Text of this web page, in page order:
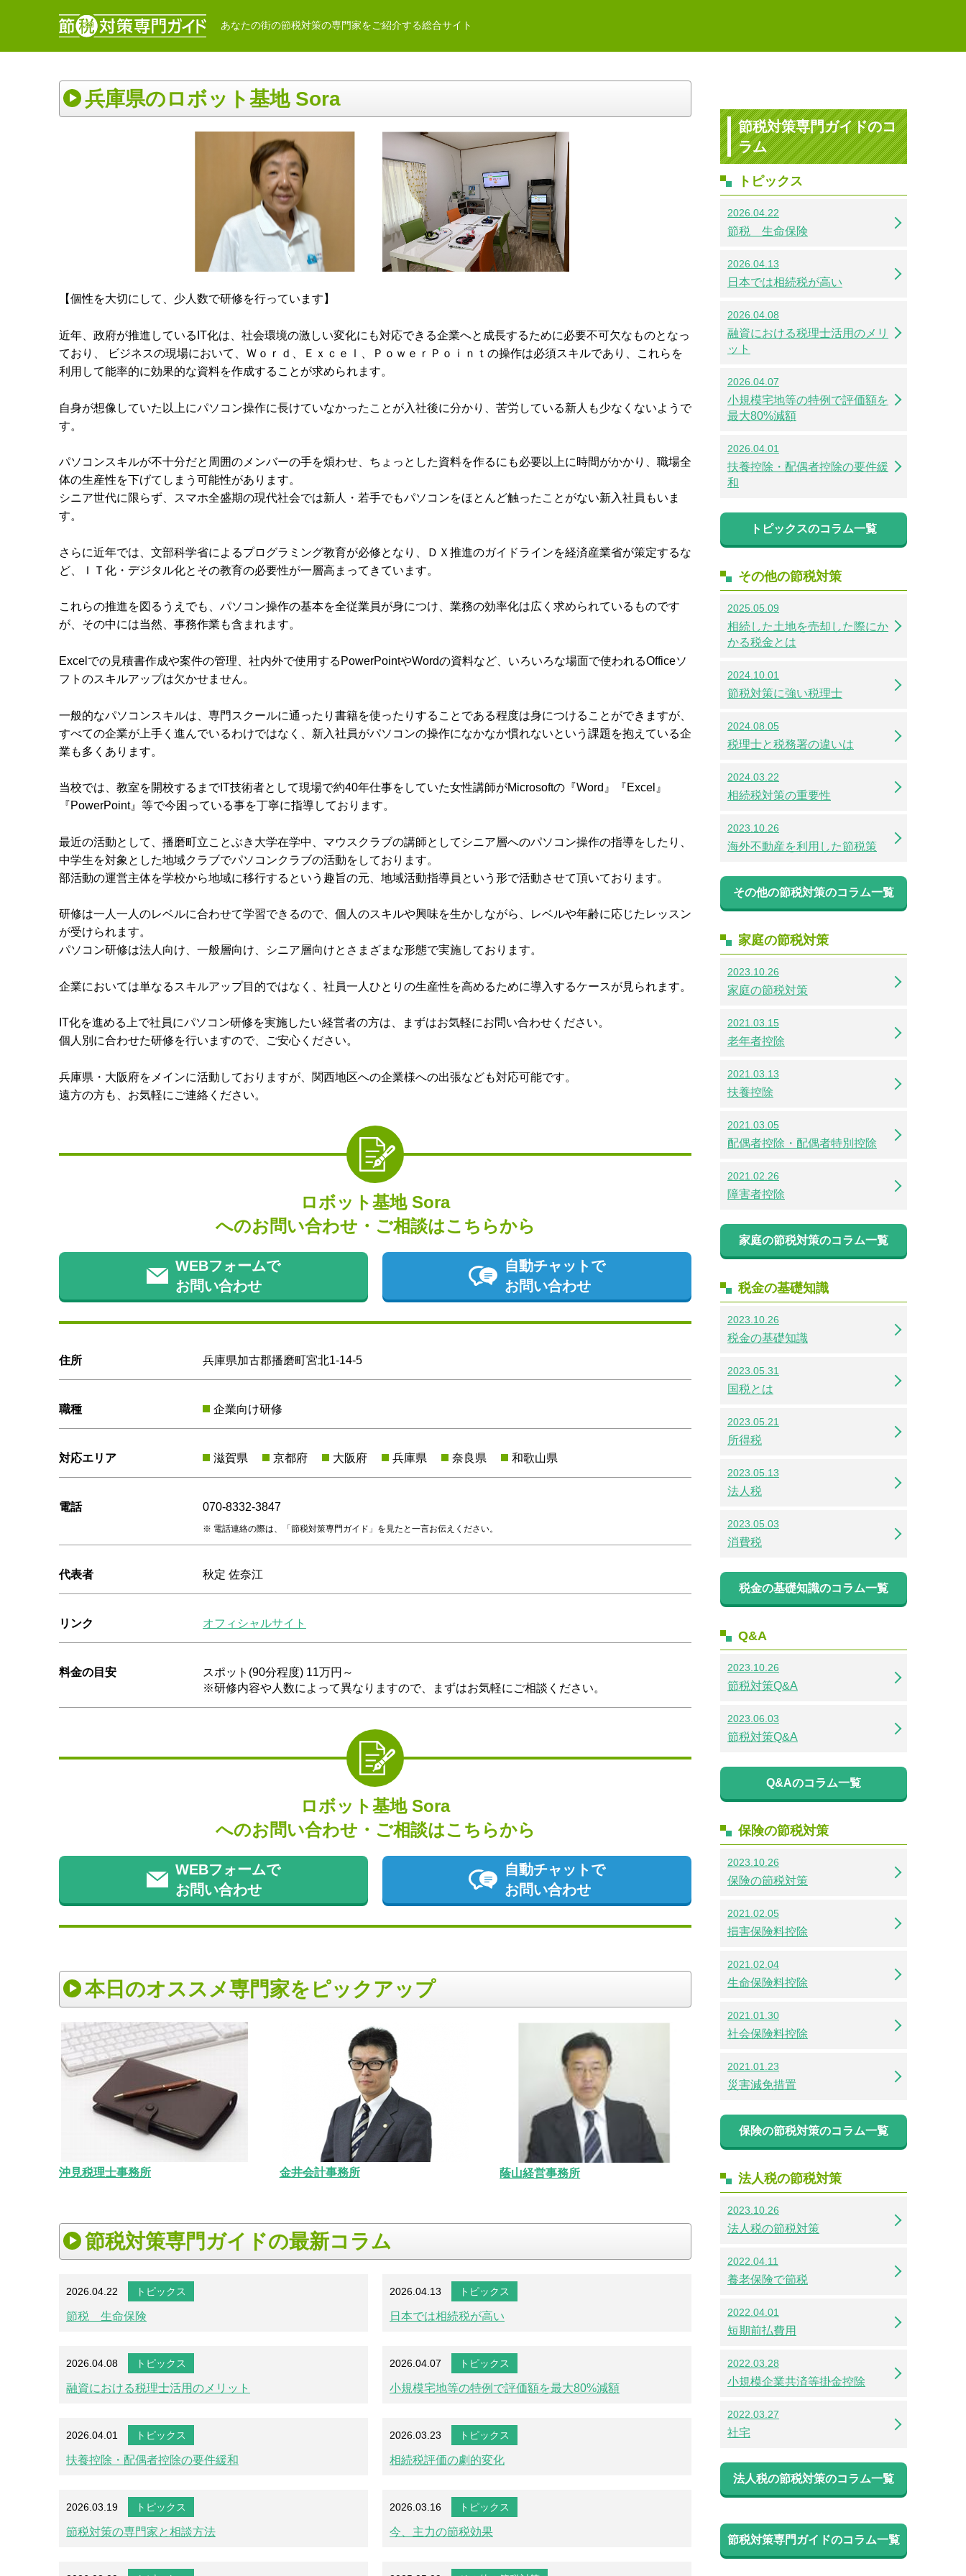
あなたの街の節税対策の専門家をご紹介する総合サイト
兵庫県のロボット基地 Sora
【個性を大切にして、少人数で研修を行っています】
近年、政府が推進しているIT化は、社会環境の激しい変化にも対応できる企業へと成長するために必要不可欠なものとなっ
ており、 ビジネスの現場において、Ｗｏｒｄ、Ｅｘｃｅｌ、ＰｏｗｅｒＰｏｉｎｔの操作は必須スキルであり、これらを
利用して能率的に効果的な資料を作成することが求められます。
自身が想像していた以上にパソコン操作に長けていなかったことが入社後に分かり、苦労している新人も少なくないようで
す。
パソコンスキルが不十分だと周囲のメンバーの手を煩わせ、ちょっとした資料を作るにも必要以上に時間がかかり、職場全
体の生産性を下げてしまう可能性があります。
シニア世代に限らず、スマホ全盛期の現代社会では新人・若手でもパソコンをほとんど触ったことがない新入社員もいま
す。
さらに近年では、文部科学省によるプログラミング教育が必修となり、ＤＸ推進のガイドラインを経済産業省が策定するな
ど、ＩＴ化・デジタル化とその教育の必要性が一層高まってきています。
これらの推進を図るうえでも、パソコン操作の基本を全従業員が身につけ、業務の効率化は広く求められているものです
が、その中には当然、事務作業も含まれます。
Excelでの見積書作成や案件の管理、社内外で使用するPowerPointやWordの資料など、いろいろな場面で使われるOfficeソ
フトのスキルアップは欠かせません。
一般的なパソコンスキルは、専門スクールに通ったり書籍を使ったりすることである程度は身につけることができますが、
すべての企業が上手く進んでいるわけではなく、新入社員がパソコンの操作になかなか慣れないという課題を抱えている企
業も多くあります。
当校では、教室を開校するまでIT技術者として現場で約40年仕事をしていた女性講師がMicrosoftの『Word』『Excel』
『PowerPoint』等で今困っている事を丁寧に指導しております。
最近の活動として、播磨町立ことぶき大学在学中、マウスクラブの講師としてシニア層へのパソコン操作の指導をしたり、
中学生を対象とした地域クラブでパソコンクラブの活動をしております。
部活動の運営主体を学校から地域に移行するという趣旨の元、地域活動指導員という形で活動させて頂いております。
研修は一人一人のレベルに合わせて学習できるので、個人のスキルや興味を生かしながら、レベルや年齢に応じたレッスン
が受けられます。
パソコン研修は法人向け、一般層向け、シニア層向けとさまざまな形態で実施しております。
企業においては単なるスキルアップ目的ではなく、社員一人ひとりの生産性を高めるために導入するケースが見られます。
IT化を進める上で社員にパソコン研修を実施したい経営者の方は、まずはお気軽にお問い合わせください。
個人別に合わせた研修を行いますので、ご安心ください。
兵庫県・大阪府をメインに活動しておりますが、関西地区への企業様への出張なども対応可能です。
遠方の方も、お気軽にご連絡ください。
ロボット基地 Sora
へのお問い合わせ・ご相談はこちらから
WEBフォームで
お問い合わせ
自動チャットで
お問い合わせ
住所 兵庫県加古郡播磨町宮北1-14-5
職種 企業向け研修
対応エリア 滋賀県 京都府 大阪府 兵庫県 奈良県 和歌山県
電話 070-8332-3847
電話連絡の際は、「節税対策専門ガイド」を見たと一言お伝えください。
代表者 秋定 佐奈江
リンク オフィシャルサイト
料金の目安
スポット(90分程度) 11万円～
※研修内容や人数によって異なりますので、まずはお気軽にご相談ください。
ロボット基地 Sora
へのお問い合わせ・ご相談はこちらから
WEBフォームで
お問い合わせ
自動チャットで
お問い合わせ
本日のオススメ専門家をピックアップ
沖見税理士事務所 金井会計事務所 蔭山経営事務所
節税対策専門ガイドの最新コラム
2026.04.22 トピックス
節税 生命保険
2026.04.13 トピックス
日本では相続税が高い
2026.04.08 トピックス
融資における税理士活用のメリット
2026.04.07 トピックス
小規模宅地等の特例で評価額を最大80%減額
2026.04.01 トピックス
扶養控除・配偶者控除の要件緩和
2026.03.23 トピックス
相続税評価の劇的変化
2026.03.19 トピックス
節税対策の専門家と相談方法
2026.03.16 トピックス
今、主力の節税効果
節税対策専門ガイドのコ
ラム
トピックス
2026.04.22
節税 生命保険
2026.04.13
日本では相続税が高い
2026.04.08
融資における税理士活用のメリ
ット
2026.04.07
小規模宅地等の特例で評価額を
最大80%減額
2026.04.01
扶養控除・配偶者控除の要件緩
和
トピックスのコラム一覧
その他の節税対策
2025.05.09
相続した土地を売却した際にか
かる税金とは
2024.10.01
節税対策に強い税理士
2024.08.05
税理士と税務署の違いは
2024.03.22
相続税対策の重要性
2023.10.26
海外不動産を利用した節税策
その他の節税対策のコラム一覧
家庭の節税対策
2023.10.26
家庭の節税対策
2021.03.15
老年者控除
2021.03.13
扶養控除
2021.03.05
配偶者控除・配偶者特別控除
2021.02.26
障害者控除
家庭の節税対策のコラム一覧
税金の基礎知識
2023.10.26
税金の基礎知識
2023.05.31
国税とは
2023.05.21
所得税
2023.05.13
法人税
2023.05.03
消費税
税金の基礎知識のコラム一覧
Q&A
2023.10.26
節税対策Q&A
2023.06.03
節税対策Q&A
Q&Aのコラム一覧
保険の節税対策
2023.10.26
保険の節税対策
2021.02.05
損害保険料控除
2021.02.04
生命保険料控除
2021.01.30
社会保険料控除
2021.01.23
災害減免措置
保険の節税対策のコラム一覧
法人税の節税対策
2023.10.26
法人税の節税対策
2022.04.11
養老保険で節税
2022.04.01
短期前払費用
2022.03.28
小規模企業共済等掛金控除
2022.03.27
社宅
法人税の節税対策のコラム一覧
節税対策専門ガイドのコラム一覧